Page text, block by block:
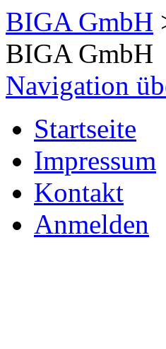
BIGA GmbH
BIGA GmbH
Navigation
Startseite
Impressum
Kontakt
Anmelden